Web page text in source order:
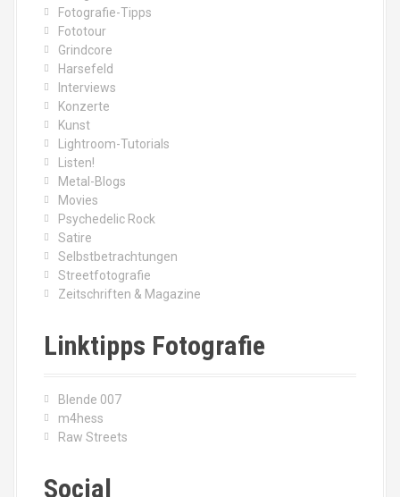
Fotografie-Tipps
Fototour
Grindcore
Harsefeld
Interviews
Konzerte
Kunst
Lightroom-Tutorials
Listen!
Metal-Blogs
Movies
Psychedelic Rock
Satire
Selbstbetrachtungen
Streetfotografie
Zeitschriften & Magazine
Linktipps Fotografie
Blende 007
m4hess
Raw Streets
Social